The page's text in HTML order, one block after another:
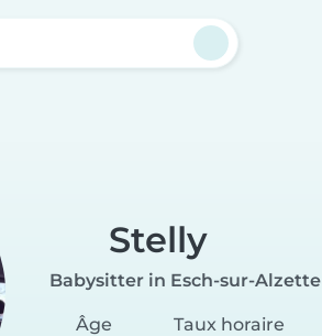
Stelly
Babysitter in Esch-sur-Alzette
Âge
Taux horaire